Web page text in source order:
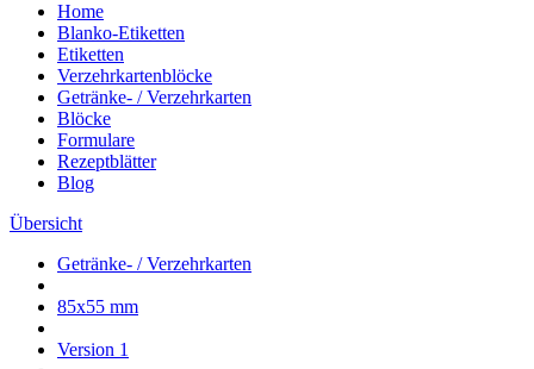
Home
Blanko-Etiketten
Etiketten
Verzehrkartenblöcke
Getränke- / Verzehrkarten
Blöcke
Formulare
Rezeptblätter
Blog
Übersicht
Getränke- / Verzehrkarten
85x55 mm
Version 1